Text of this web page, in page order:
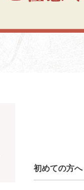
初めての方へ